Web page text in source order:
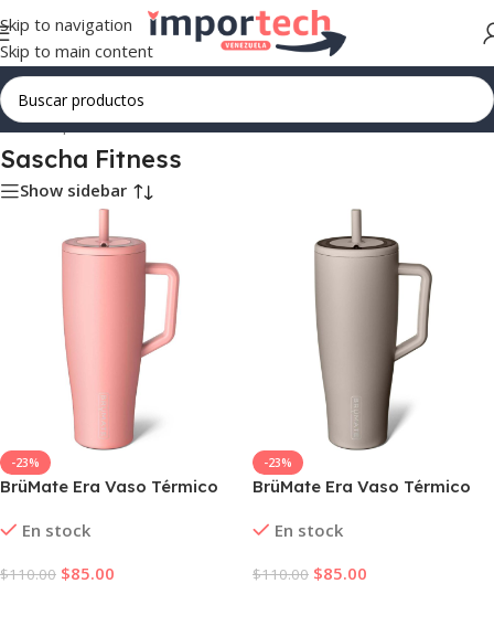
Skip to navigation
Skip to main content
Inicio/Suplementos/Sascha Fitness
Sascha Fitness
Show sidebar
-23%
BrüMate Era Vaso Térmico
Aislado, con Asa y Pitillo –
En stock
$110.00 $85.00
-23%
BrüMate Era Vaso Térmico
Aislado, con Asa y Pitillo –
En stock
$110.00 $85.00